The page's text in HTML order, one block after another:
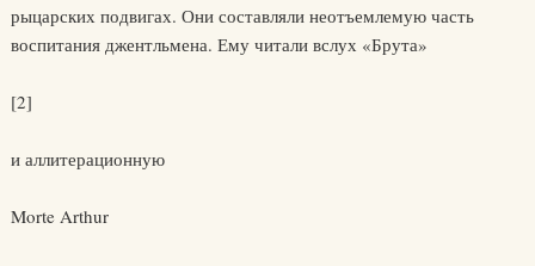
рыцарских подвигах. Они составляли неотъемлемую часть
воспитания джентльмена. Ему читали вслух «Брута»
[2]
и аллитерационную
Morte Arthur